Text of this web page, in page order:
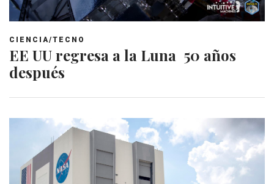
CIENCIA/TECNO
EE UU regresa a la Luna 50 años
después